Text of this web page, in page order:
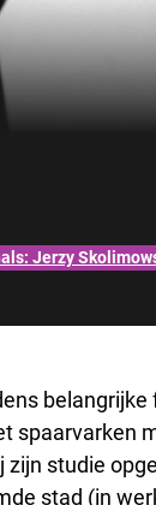
Jerzy
belangrijke
spaarvarken
studie
stad (in